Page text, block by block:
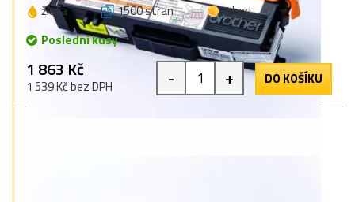
žlutá 1500 stran
1 bod
Poslední kusy
1 863 Kč
1 539 Kč bez DPH - + DO KOŠÍKU